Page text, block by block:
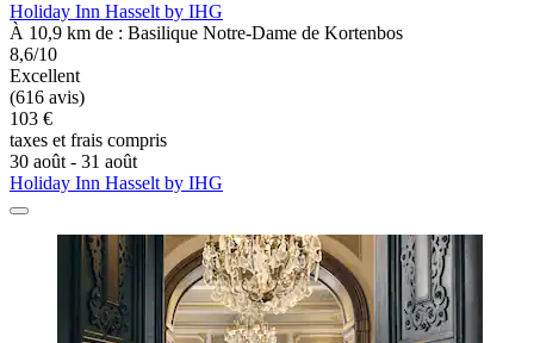
Holiday Inn Hasselt by IHG
À 10,9 km de : Basilique Notre-Dame de Kortenbos
8,6/10
Excellent
(616 avis)
103 €
taxes et frais compris
30 août - 31 août
Holiday Inn Hasselt by IHG